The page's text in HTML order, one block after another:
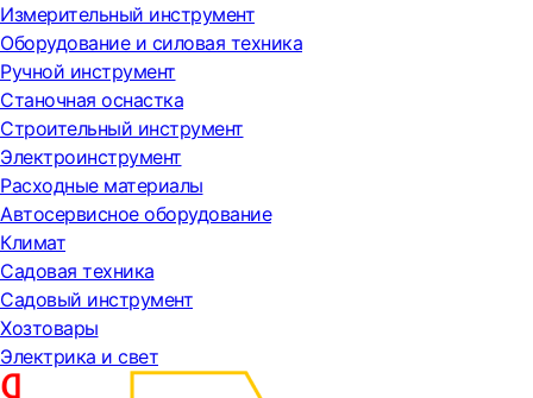
Измерительный инструмент
Оборудование и силовая техника
Ручной инструмент
Станочная оснастка
Строительный инструмент
Электроинструмент
Расходные материалы
Автосервисное оборудование
Климат
Садовая техника
Садовый инструмент
Хозтовары
Электрика и свет